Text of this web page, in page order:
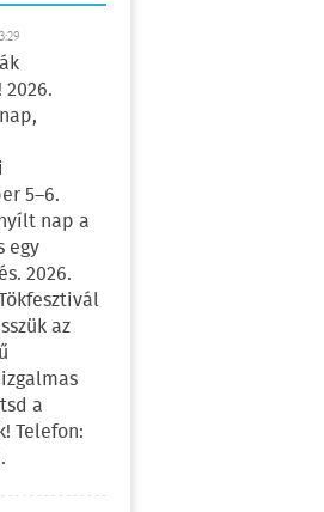
5–6.
nap a
egy
2026.
az
a
Telefon: